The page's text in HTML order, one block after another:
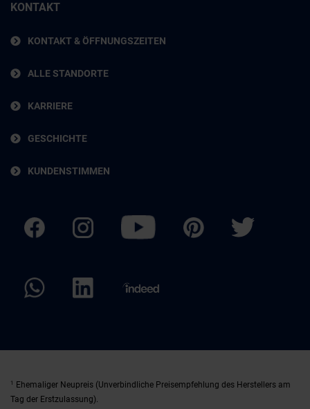
KONTAKT
KONTAKT & ÖFFNUNGSZEITEN
ALLE STANDORTE
KARRIERE
GESCHICHTE
KUNDENSTIMMEN
1
Ehemaliger Neupreis (Unverbindliche Preisempfehlung des Herstellers am
Tag der Erstzulassung).